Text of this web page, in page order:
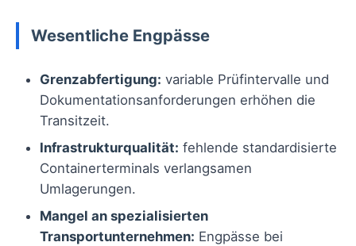
Wesentliche Engpässe
Grenzabfertigung: variable Prüfintervalle und
Dokumentationsanforderungen erhöhen die
Transitzeit.
Infrastrukturqualität: fehlende standardisierte
Containerterminals verlangsamen
Umlagerungen.
Mangel an spezialisierten
Transportunternehmen: Engpässe bei